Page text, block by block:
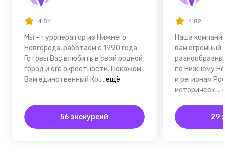
4.84
Мы - туроператор из Нижнего
Новгорода, работаем с 1990 года.
Готовы Вас влюбить в свой родной
город и его окрестности. Покажем
Вам единственный Кр ... ещё
56 экскурсий
4.82
Наша
вам огромный
по Нижнему
и регионам
историческ...
29